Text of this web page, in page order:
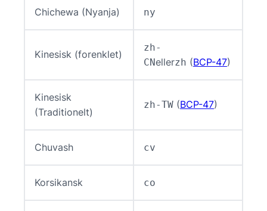
Chichewa (Nyanja) ny
Kinesisk (forenklet)
zh-
CNellerzh (BCP-47)
Kinesisk
(Traditionelt)
zh-TW (BCP-47)
Chuvash cv
Korsikansk co